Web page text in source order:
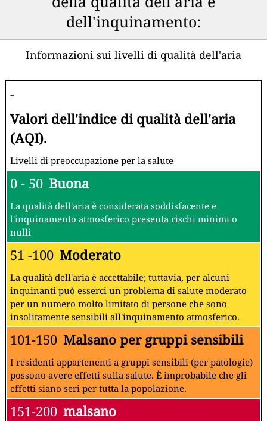
dell'inquinamento:
Informazioni sui livelli di qualità dell'aria
-
Valori dell'indice di qualità dell'aria
(AQI).
Livelli di preoccupazione per la salute
0 - 50 Buona
La qualità dell'aria è considerata soddisfacente e
l'inquinamento atmosferico presenta rischi minimi o
nulli
51 -100 Moderato
La qualità dell'aria è accettabile; tuttavia, per alcuni
inquinanti può esserci un problema di salute moderato
per un numero molto limitato di persone che sono
insolitamente sensibili all'inquinamento atmosferico.
101-150 Malsano per gruppi sensibili
I residenti appartenenti a gruppi sensibili (per patologie)
possono avere effetti sulla salute. È improbabile che gli
effetti siano seri per tutta la popolazione.
151-200 malsano